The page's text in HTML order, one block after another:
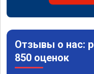
Отзывы о нас:
850 оценок